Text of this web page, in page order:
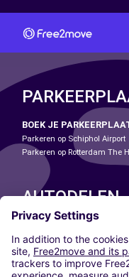
BOEK JE
Parkeren op Schiphol Airport
Parkeren op Rotterdam The
AUTODELEN
ONZE STEDEN
Paris
Madrid
Washington DC